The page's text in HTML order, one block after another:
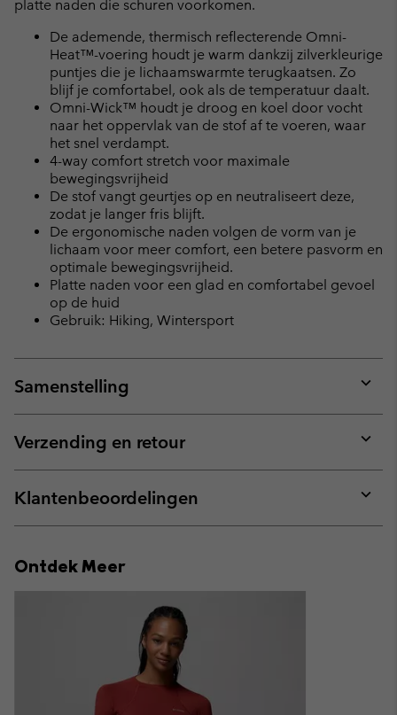
platte naden die schuren voorkomen.
De ademende, thermisch reflecterende Omni-
Heat™-voering houdt je warm dankzij zilverkleurige
puntjes die je lichaamswarmte terugkaatsen. Zo
blijf je comfortabel, ook als de temperatuur daalt.
Omni-Wick™ houdt je droog en koel door vocht
naar het oppervlak van de stof af te voeren, waar
het snel verdampt.
4-way comfort stretch voor maximale
bewegingsvrijheid
De stof vangt geurtjes op en neutraliseert deze,
zodat je langer fris blijft.
De ergonomische naden volgen de vorm van je
lichaam voor meer comfort, een betere pasvorm en
optimale bewegingsvrijheid.
Platte naden voor een glad en comfortabel gevoel
op de huid
Gebruik: Hiking, Wintersport
Samenstelling
or
Verzending en retour
or
Klantenbeoordelingen
or
Ontdek Meer